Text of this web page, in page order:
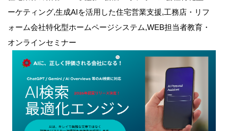
ーケティング,生成AIを活用した住宅営業支援,工務店・リフ
ォーム会社特化型ホームページシステム,WEB担当者教育・
オンラインセミナー